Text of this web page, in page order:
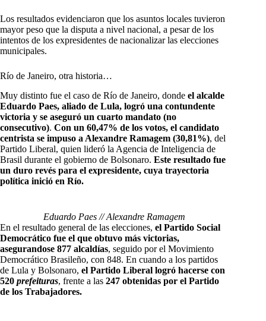
Los resultados evidenciaron que los asuntos locales tuvieron
mayor peso que la disputa a nivel nacional, a pesar de los
intentos de los expresidentes de nacionalizar las elecciones
municipales.
Río de Janeiro, otra historia…
Muy distinto fue el caso de Río de Janeiro, donde el alcalde
Eduardo Paes, aliado de Lula, logró una contundente
victoria y se aseguró un cuarto mandato (no
consecutivo). Con un 60,47% de los votos, el candidato
centrista se impuso a Alexandre Ramagem (30,81%), del
Partido Liberal, quien lideró la Agencia de Inteligencia de
Brasil durante el gobierno de Bolsonaro. Este resultado fue
un duro revés para el expresidente, cuya trayectoria
política inició en Río.
Eduardo Paes // Alexandre Ramagem
En el resultado general de las elecciones, el Partido Social
Democrático fue el que obtuvo más victorias,
asegurandose 877 alcaldías, seguido por el Movimiento
Democrático Brasileño, con 848. En cuando a los partidos
de Lula y Bolsonaro, el Partido Liberal logró hacerse con
520 prefeituras, frente a las 247 obtenidas por el Partido
de los Trabajadores.